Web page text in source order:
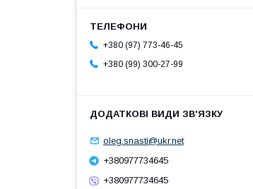
+380 (97) 773-46-45
+380 (99) 300-27-99
oleg.snasti@ukr.net
+380977734645
+380977734645